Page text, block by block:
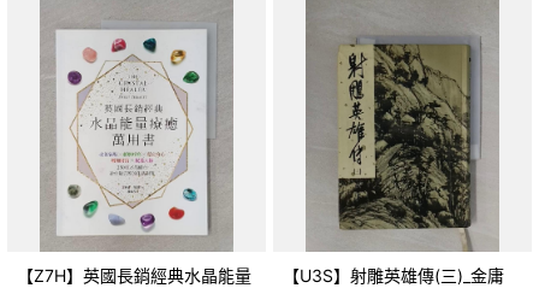
【Z7H】英國長銷經典水晶能量
【U3S】射雕英雄傳(三)_金庸